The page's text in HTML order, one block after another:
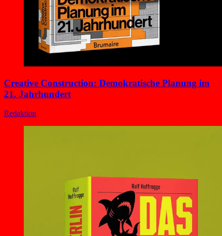
Creative Construction: Demokratische Planung im
21. Jahrhundert
Redaktion